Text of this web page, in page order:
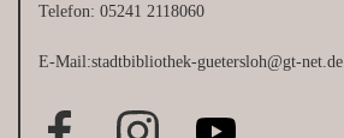
Telefon: 05241 2118060
E-Mail:stadtbibliothek-guetersloh@gt-net.de